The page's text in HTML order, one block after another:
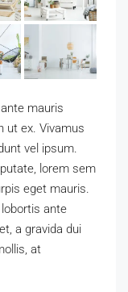
mauris
ut ex. Vivamus
vel ipsum.
lorem sem
eget mauris.
ante
a gravida dui
at